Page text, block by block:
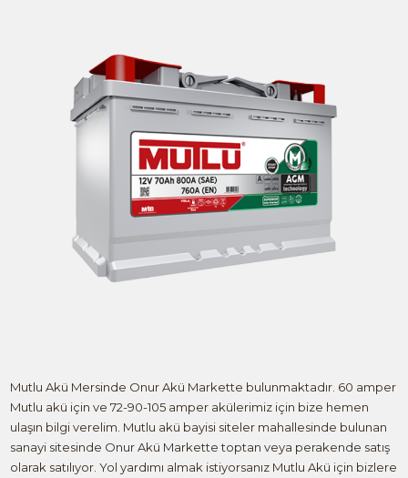
Mutlu Akü Mersinde Onur Akü Markette bulunmaktadır. 60 amper
Mutlu akü için ve 72-90-105 amper akülerimiz için bize hemen
ulaşın bilgi verelim. Mutlu akü bayisi siteler mahallesinde bulunan
sanayi sitesinde Onur Akü Markette toptan veya perakende satış
olarak satılıyor. Yol yardımı almak istiyorsanız Mutlu Akü için bizlere